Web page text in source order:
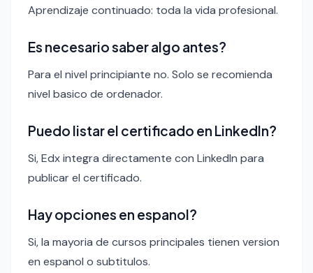
Aprendizaje continuado: toda la vida profesional.
Es necesario saber algo antes?
Para el nivel principiante no. Solo se recomienda
nivel basico de ordenador.
Puedo listar el certificado en LinkedIn?
Si, Edx integra directamente con LinkedIn para
publicar el certificado.
Hay opciones en espanol?
Si, la mayoria de cursos principales tienen version
en espanol o subtitulos.